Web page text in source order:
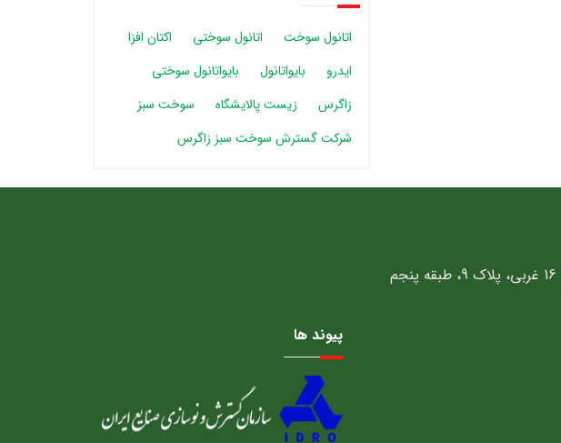
اتانول سوخت اتانول سوختی
اکتان افزا
ایدرو
بایواتانول
بایواتانول سوختی
زاگرس
زیست پالایشگاه
سوخت سبز
شرکت گسترش سوخت سبز زاگرس
پیوند ها